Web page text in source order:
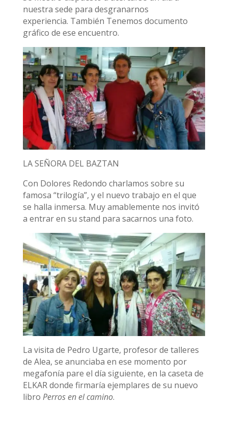
nuestra sede para desgranarnos
experiencia. También Tenemos documento
gráfico de ese encuentro.
LA SEÑORA DEL BAZTAN
Con Dolores Redondo charlamos sobre su
famosa “trilogía”, y el nuevo trabajo en el que
se halla inmersa. Muy amablemente nos invitó
a entrar en su stand para sacarnos una foto.
La visita de Pedro Ugarte, profesor de talleres
de Alea, se anunciaba en ese momento por
megafonía pare el día siguiente, en la caseta de
ELKAR donde firmaría ejemplares de su nuevo
libro Perros en el camino.